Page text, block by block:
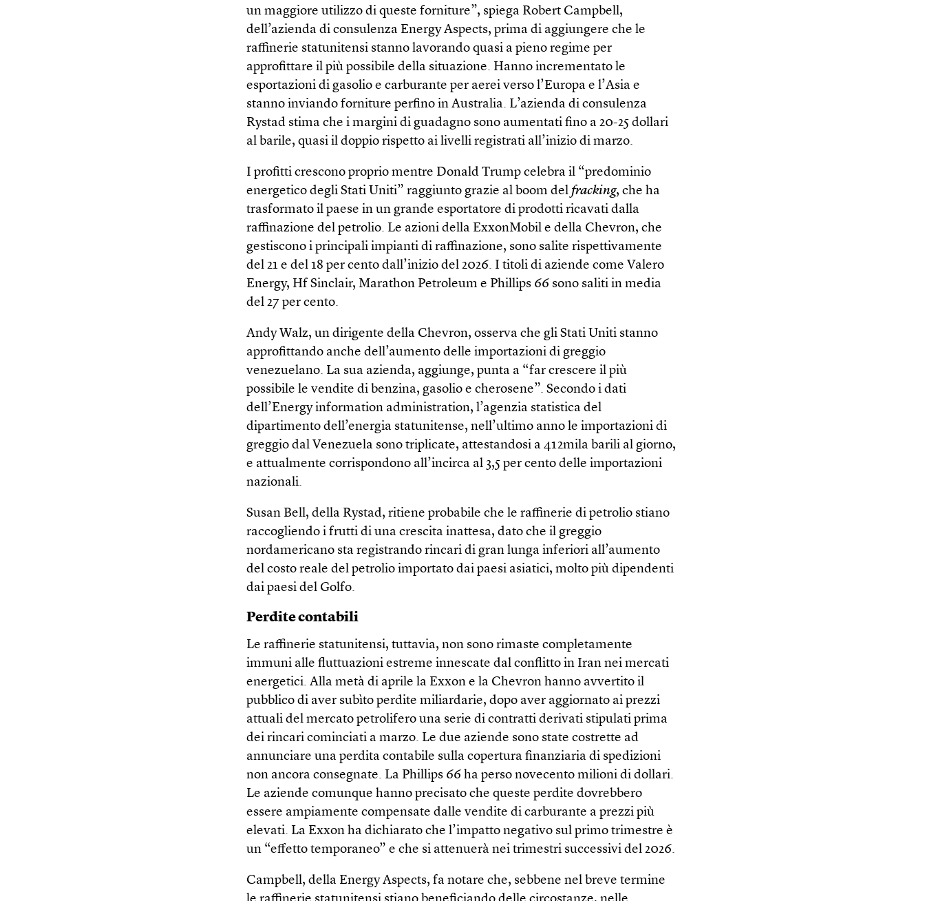
un maggiore utilizzo di queste forniture”, spiega Robert Campbell,
dell’azienda di consulenza Energy Aspects, prima di aggiungere che le
raffinerie statunitensi stanno lavorando quasi a pieno regime per
approfittare il più possibile della situazione. Hanno incrementato le
esportazioni di gasolio e carburante per aerei verso l’Europa e l’Asia e
stanno inviando forniture perfino in Australia. L’azienda di consulenza
Rystad stima che i margini di guadagno sono aumentati fino a 20-25 dollari
al barile, quasi il doppio rispetto ai livelli registrati all’inizio di marzo.
I profitti crescono proprio mentre Donald Trump celebra il “predominio
energetico degli Stati Uniti” raggiunto grazie al boom del fracking, che ha
trasformato il paese in un grande esportatore di prodotti ricavati dalla
raffinazione del petrolio. Le azioni della ExxonMobil e della Chevron, che
gestiscono i principali impianti di raffinazione, sono salite rispettivamente
del 21 e del 18 per cento dall’inizio del 2026. I titoli di aziende come Valero
Energy, Hf Sinclair, Marathon Petroleum e Phillips 66 sono saliti in media
del 27 per cento.
Andy Walz, un dirigente della Chevron, osserva che gli Stati Uniti stanno
approfittando anche dell’aumento delle importazioni di greggio
venezuelano. La sua azienda, aggiunge, punta a “far crescere il più
possibile le vendite di benzina, gasolio e cherosene”. Secondo i dati
dell’Energy information administration, l’agenzia statistica del
dipartimento dell’energia statunitense, nell’ultimo anno le importazioni di
greggio dal Venezuela sono triplicate, attestandosi a 412mila barili al giorno,
e attualmente corrispondono all’incirca al 3,5 per cento delle importazioni
nazionali.
Susan Bell, della Rystad, ritiene probabile che le raffinerie di petrolio stiano
raccogliendo i frutti di una crescita inattesa, dato che il greggio
nordamericano sta registrando rincari di gran lunga inferiori all’aumento
del costo reale del petrolio importato dai paesi asiatici, molto più dipendenti
dai paesi del Golfo.
Perdite contabili
Le raffinerie statunitensi, tuttavia, non sono rimaste completamente
immuni alle fluttuazioni estreme innescate dal conflitto in Iran nei mercati
energetici. Alla metà di aprile la Exxon e la Chevron hanno avvertito il
pubblico di aver subìto perdite miliardarie, dopo aver aggiornato ai prezzi
attuali del mercato petrolifero una serie di contratti derivati stipulati prima
dei rincari cominciati a marzo. Le due aziende sono state costrette ad
annunciare una perdita contabile sulla copertura finanziaria di spedizioni
non ancora consegnate. La Phillips 66 ha perso novecento milioni di dollari.
Le aziende comunque hanno precisato che queste perdite dovrebbero
essere ampiamente compensate dalle vendite di carburante a prezzi più
elevati. La Exxon ha dichiarato che l’impatto negativo sul primo trimestre è
un “effetto temporaneo” e che si attenuerà nei trimestri successivi del 2026.
Campbell, della Energy Aspects, fa notare che, sebbene nel breve termine